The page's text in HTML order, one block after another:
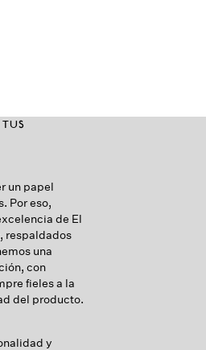
un papel
Por eso,
de El
respaldados
una
con
fieles a la
del producto.
y